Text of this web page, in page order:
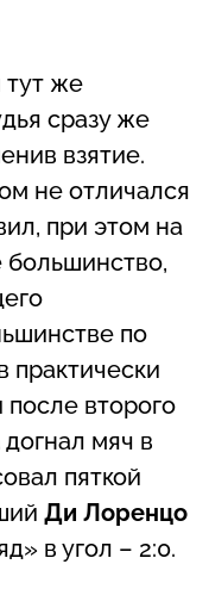
же
сразу же
взятие.
не отличался
при этом на
большинство,
по
практически
второго
догнал мяч в
пяткой
Ди Лоренцо
в угол – 2:0.